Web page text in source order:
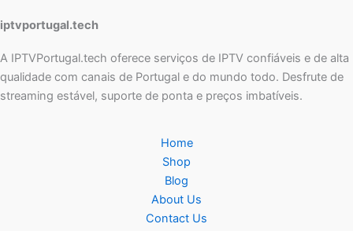
iptvportugal.tech
A IPTVPortugal.tech oferece serviços de IPTV confiáveis e de alta
qualidade com canais de Portugal e do mundo todo. Desfrute de
streaming estável, suporte de ponta e preços imbatíveis.
Home
Shop
Blog
About Us
Contact Us